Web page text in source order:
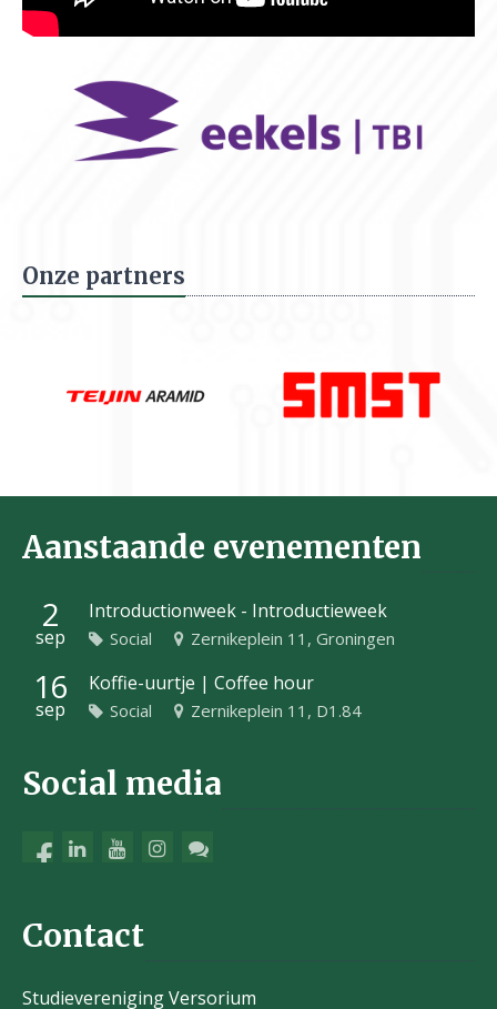
Onze partners
Aanstaande evenementen
2
sep
Introductionweek - Introductieweek
Social Zernikeplein 11, Groningen
16
sep
Koffie-uurtje | Coffee hour
Social Zernikeplein 11, D1.84
Social media
Contact
Studievereniging Versorium